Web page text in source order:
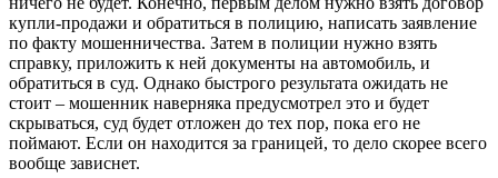
купли-продажи и обратиться в полицию, написать заявление
по факту мошенничества. Затем в полиции нужно взять
справку, приложить к ней документы на автомобиль, и
обратиться в суд. Однако быстрого результата ожидать не
стоит – мошенник наверняка предусмотрел это и будет
скрываться, суд будет отложен до тех пор, пока его не
поймают. Если он находится за границей, то дело скорее всего
вообще зависнет.